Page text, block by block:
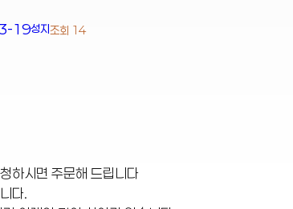
19성지조회 14
하시면 주문해 드립니다
다.